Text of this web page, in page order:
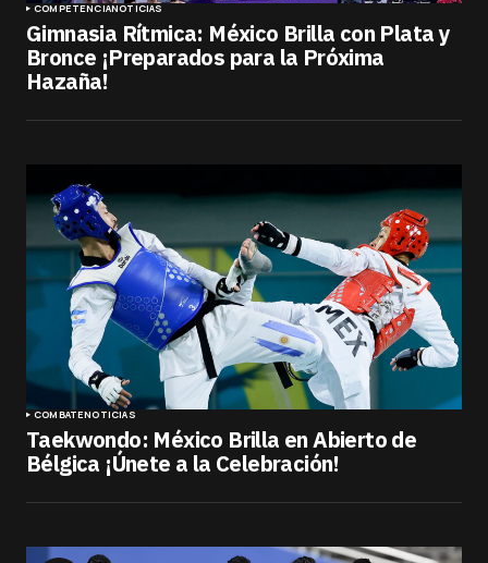
COMPETENCIANOTICIAS
Gimnasia Rítmica: México Brilla con Plata y
Bronce ¡Preparados para la Próxima
Hazaña!
COMBATENOTICIAS
Taekwondo: México Brilla en Abierto de
Bélgica ¡Únete a la Celebración!